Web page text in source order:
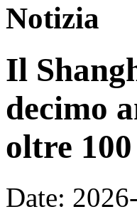
Notizia
Il
decimo
oltre
Date: